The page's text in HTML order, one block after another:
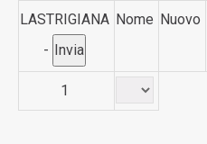
LASTRIGIANA
-
Nome Nuovo
1